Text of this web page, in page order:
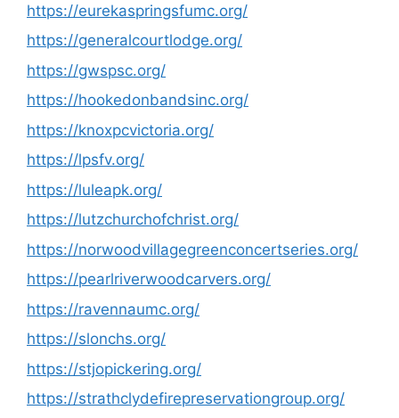
https://eurekaspringsfumc.org/
https://generalcourtlodge.org/
https://gwspsc.org/
https://hookedonbandsinc.org/
https://knoxpcvictoria.org/
https://lpsfv.org/
https://luleapk.org/
https://lutzchurchofchrist.org/
https://norwoodvillagegreenconcertseries.org/
https://pearlriverwoodcarvers.org/
https://ravennaumc.org/
https://slonchs.org/
https://stjopickering.org/
https://strathclydefirepreservationgroup.org/